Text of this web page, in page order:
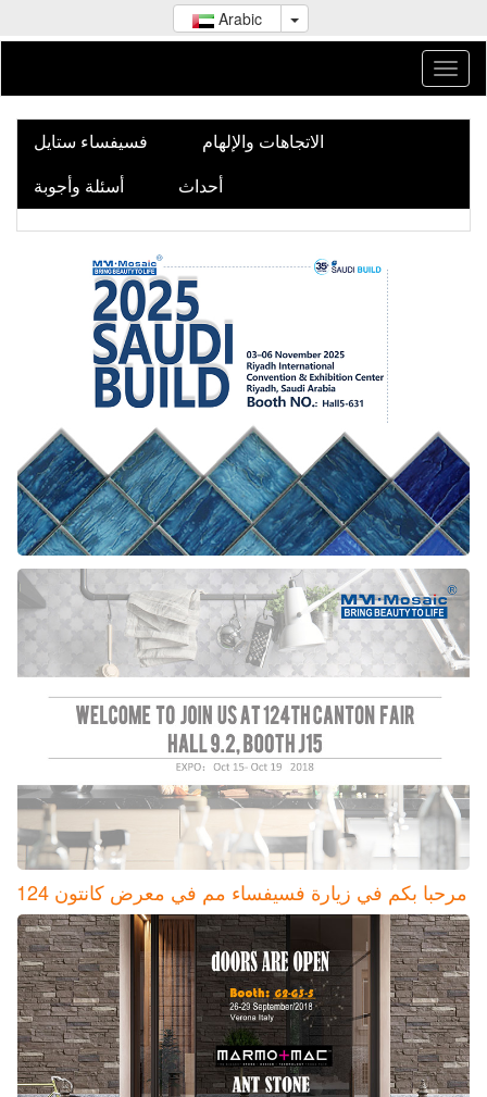
Arabic
فسيفساء ستايل
الاتجاهات والإلهام
أسئلة وأجوبة
أحداث
مرحبا بكم في زيارة فسيفساء مم في معرض كانتون 124